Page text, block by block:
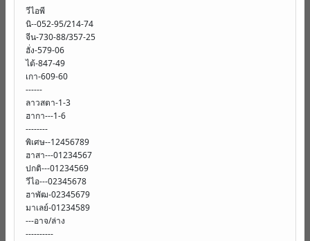
วีไอพี
นิ--052-95/214-74
จีน-730-88/357-25
ฮั่ง-579-06
ไต้-847-49
เกา-609-60
------
ลาวสตา-1-3
ฮากา---1-6
--------
พิเศษ--12456789
ฮาสา---01234567
ปกติ---01234569
วีไอ---02345678
ฮาพัฒ-02345679
มาเลย์-01234589
---อาจ/ล่าง
----------